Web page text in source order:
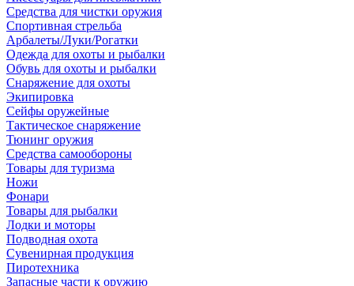
Средства для чистки оружия
Спортивная стрельба
Арбалеты/Луки/Рогатки
Одежда для охоты и рыбалки
Обувь для охоты и рыбалки
Снаряжение для охоты
Экипировка
Сейфы оружейные
Тактическое снаряжение
Тюнинг оружия
Средства самообороны
Товары для туризма
Ножи
Фонари
Товары для рыбалки
Лодки и моторы
Подводная охота
Сувенирная продукция
Пиротехника
Запасные части к оружию